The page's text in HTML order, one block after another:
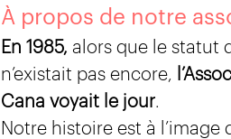
À propos de notre
En 1985, alors que le statut
n’existait pas encore,
Cana voyait le jour.
Notre histoire est à l’image